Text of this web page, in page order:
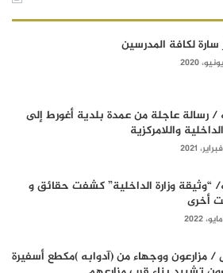
سارة لكافة المدرسين
/ رسالة عاجلة من عمدة بلدية أغورط إلى
واللامركزية
“وثيقة وزارة الداخلية” كشفت حقائق و
أخرى
/ مزارعون ووجهاء من (آدوابه )مكطع أسفيرة